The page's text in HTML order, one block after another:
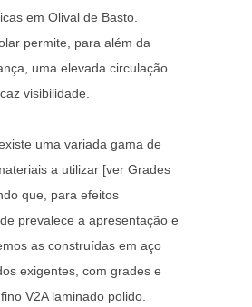
em Olival de Basto.
permite, para além da
uma elevada circulação
visibilidade.
uma variada gama de
a utilizar [ver Grades
que, para efeitos
prevalece a apresentação e
as construídas em aço
exigentes, com grades e
V2A laminado polido.